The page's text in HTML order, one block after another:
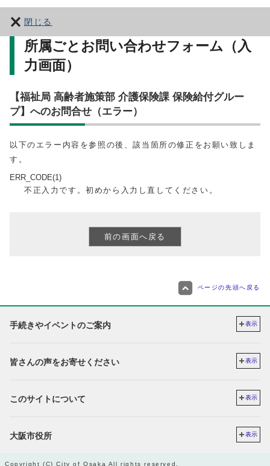
閉じる
所属ごとお問い合わせフォーム（入
力画面）
【福祉局 高齢者施策部 介護保険課 保険給付グルー
プ】へのお問合せ（エラー）
以下のエラー内容を参照の後、該当箇所の修正をお願い致しま
す。
ERR_CODE(1)
不正入力です。初めから入力し直してください。
ページの先頭へ戻る
手続きやイベントのご案内 表示
皆さんの声をお寄せください 表示
このサイトについて 表示
大阪市役所 表示
Copyright (C) City of Osaka All rights reserved.